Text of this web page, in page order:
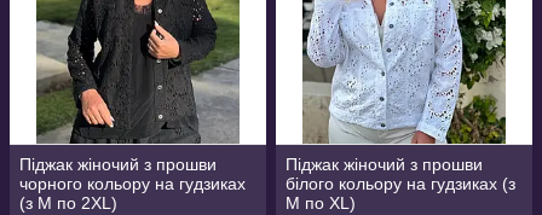
Піджак жіночий з прошви
чорного кольору на гудзиках
(з M по 2XL)
Піджак жіночий з прошви
білого кольору на гудзиках (з
M по XL)